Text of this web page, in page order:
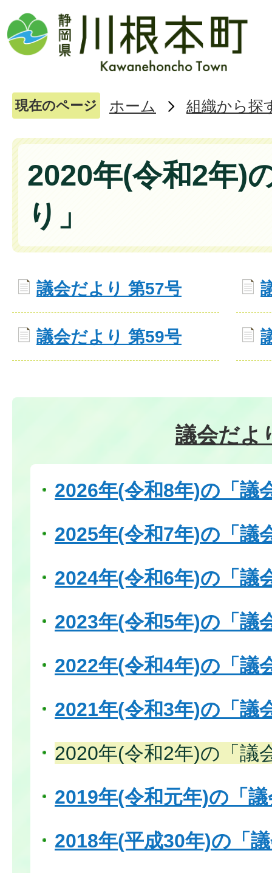
現在のページ ホーム 組織から探
2020年(令和2年)
り」
議会だより 第57号
議会だより 第59号
議会だよ
2026年(令和8年)の「議
2025年(令和7年)の「議
2024年(令和6年)の「議
2023年(令和5年)の「議
2022年(令和4年)の「議
2021年(令和3年)の「議
2020年(令和2年)の「議
2019年(令和元年)の「
2018年(平成30年)の「